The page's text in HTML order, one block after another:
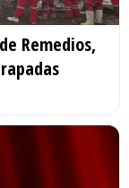
Remedios,